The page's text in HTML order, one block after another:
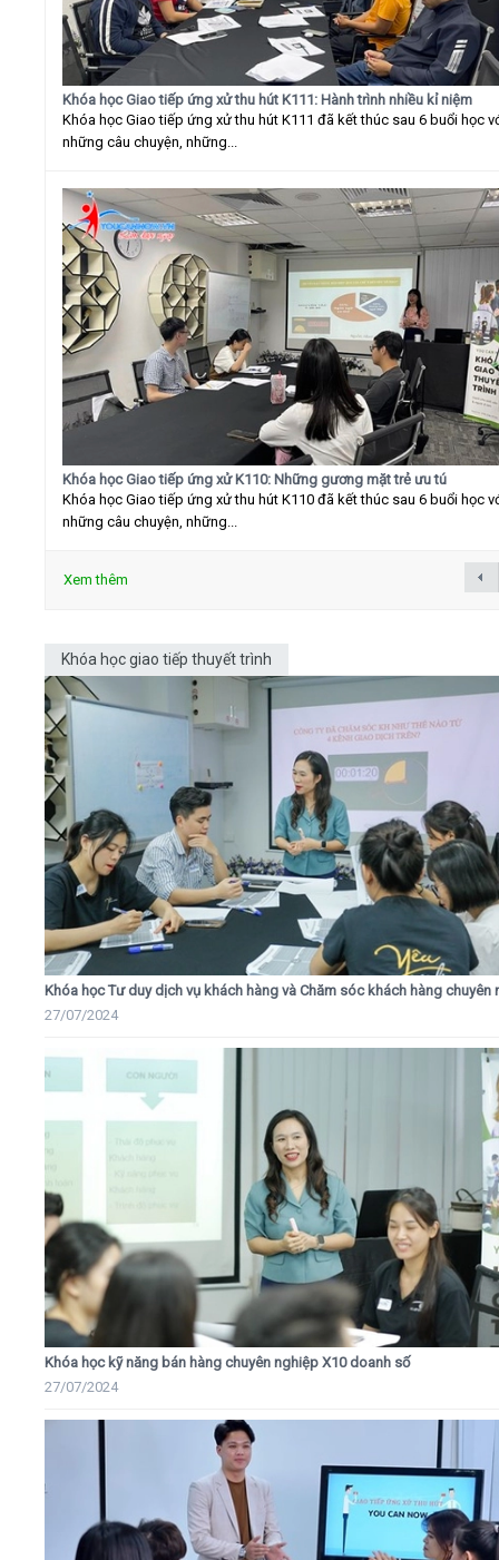
Khóa học Giao tiếp ứng xử thu hút K111: Hành trình nhiều kỉ niệm
Khóa học Giao tiếp ứng xử thu hút K111 đã kết thúc sau 6 buổi học
những câu chuyện, những...
Khóa học Giao tiếp ứng xử K110: Những gương mặt trẻ ưu tú
Khóa học Giao tiếp ứng xử thu hút K110 đã kết thúc sau 6 buổi học
những câu chuyện, những...
Xem thêm
Khóa học giao tiếp thuyết trình
Khóa học Tư duy dịch vụ khách hàng và Chăm sóc khách hàng chuyên
27/07/2024
Khóa học kỹ năng bán hàng chuyên nghiệp X10 doanh số
27/07/2024